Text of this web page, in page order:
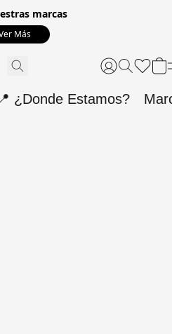
marcas
Más
¿Donde Estamos?